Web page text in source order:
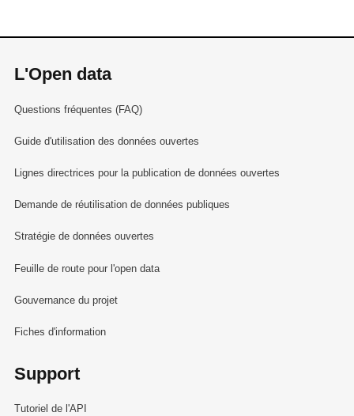
L'Open data
Questions fréquentes (FAQ)
Guide d'utilisation des données ouvertes
Lignes directrices pour la publication de données ouvertes
Demande de réutilisation de données publiques
Stratégie de données ouvertes
Feuille de route pour l'open data
Gouvernance du projet
Fiches d'information
Support
Tutoriel de l'API